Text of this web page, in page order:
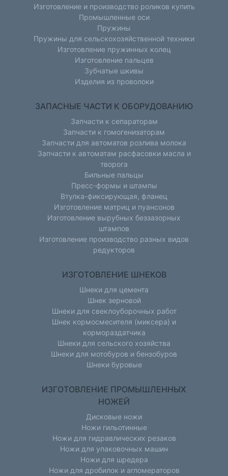
Изготовление и производство роликов купить
Промышленные оси
Пружины
Пружины для сельскохозяйственной техники
Изготовление пружинных колец
Изготовление пальцев
Зубчатые шкивы
Изделия из проволоки
ЗАПАСНЫЕ ЧАСТИ К ОБОРУДОВАНИЮ
Запчасти к сепараторам
Запчасти к гомогенизаторам
Запчасти для автоматов розлива молока
Запчасти к автоматам расфасовки масла и
творога
Бильные пальцы
Пресс-формы и штампы
Втулка-фиксирующая, фланец
Изготовление матриц и пуансонов
Изготовление вырубных беззазорных
штампов
Изготовление производство разных видов
редукторов
ИЗГОТОВЛЕНИЕ ШНЕКОВ
Шнеки для цемента
Шнек зерновой
Шнеки для свеклоуборочных работ
Шнек кормосмесителя (миксера) и
кормораздатчика
Шнеки для сельского хозяйства
Шнеки для мотобуров и бензобуров
Шнеки буровые
ИЗГОТОВЛЕНИЕ ПРОМЫШЛЕННЫХ
НОЖЕЙ
Дисковые ножи
Ножи гильотинные
Ножи для гидравлических резаков
Ножи для упаковочных машин
Ножи для шредера
Ножи для дробилок и агломераторов